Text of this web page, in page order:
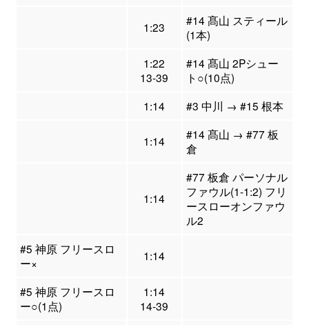
1:23
#14 髙山 スティール
(1本)
1:22
13-39
#14 髙山 2Pシュー
ト○(10点)
1:14
#3 中川 → #15 根本
1:14
#14 髙山 → #77 板
倉
1:14
#77 板倉 パーソナル
ファウル(1-1:2) フリ
ースローオンファウ
ル2
#5 神原 フリースロ
ー×
1:14
#5 神原 フリースロ
ー○(1点)
1:14
14-39